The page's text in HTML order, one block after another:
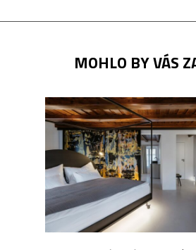
MOHLO BY VÁS